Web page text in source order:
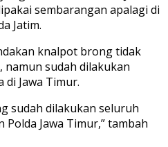
sembarangan apalagi di
Jatim.
knalpot brong tidak
namun sudah dilakukan
di Jawa Timur.
sudah dilakukan seluruh
Polda Jawa Timur,” tambah